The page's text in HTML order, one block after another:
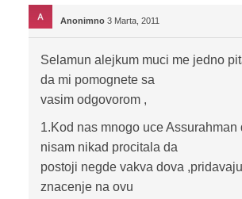
Anonimno 3 Marta, 2011
Selamun alejkum muci me jedno
da mi pomognete sa
vasim odgovorom ,
1.Kod nas mnogo uce Assurahman
nisam nikad procitala da
postoji negde vakva dova
znacenje na ovu